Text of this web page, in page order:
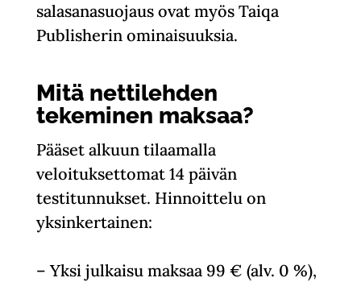
salasanasuojaus ovat myös Taiqa
Publisherin ominaisuuksia.
Mitä nettilehden
tekeminen maksaa?
Pääset alkuun tilaamalla
veloituksettomat 14 päivän
testitunnukset. Hinnoittelu on
yksinkertainen:
– Yksi julkaisu maksaa 99 € (alv. 0 %),